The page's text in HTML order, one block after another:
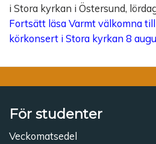
i Stora kyrkan i Östersund,
Fortsätt läsa Varmt välkomna
körkonsert i Stora kyrkan 8
För studenter
Veckomatsedel